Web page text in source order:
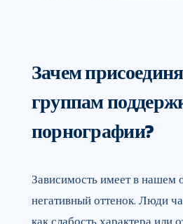
Зачем
группам
порнографии?
Зависимость имеет в нашем
негативный оттенок. Люди
как слабость характера или